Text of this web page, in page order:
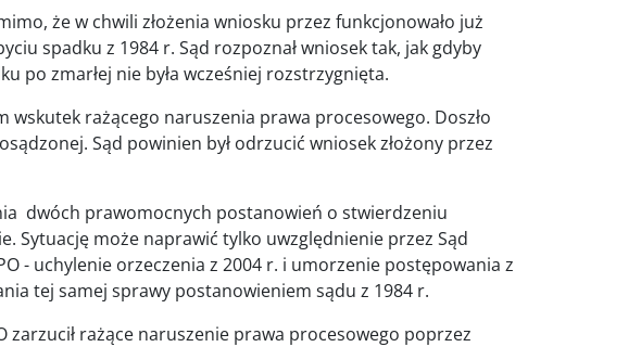
że w chwili złożenia wniosku przez funkcjonowało już
spadku z 1984 r. Sąd rozpoznał wniosek tak, jak gdyby
po zmarłej nie była wcześniej rozstrzygnięta.
wskutek rażącego naruszenia prawa procesowego. Doszło
Sąd powinien był odrzucić wniosek złożony przez
dwóch prawomocnych postanowień o stwierdzeniu
Sytuację może naprawić tylko uwzględnienie przez Sąd
- uchylenie orzeczenia z 2004 r. i umorzenie postępowania z
tej samej sprawy postanowieniem sądu z 1984 r.
zarzucił rażące naruszenie prawa procesowego poprzez